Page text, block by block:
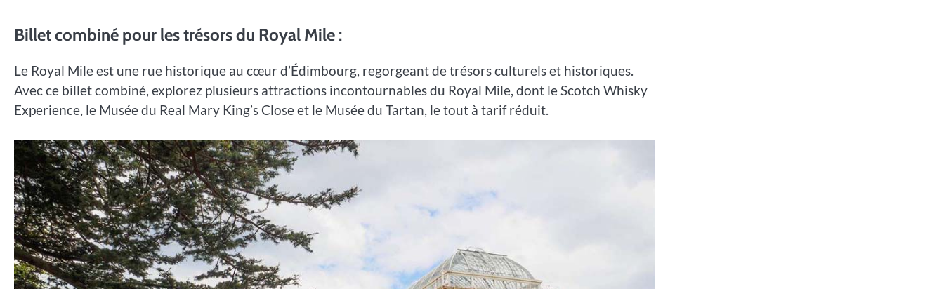
Billet combiné pour les trésors du Royal Mile :
Le Royal Mile est une rue historique au cœur d’Édimbourg, regorgeant de trésors culturels et historiques.
Avec ce billet combiné, explorez plusieurs attractions incontournables du Royal Mile, dont le Scotch Whisky
Experience, le Musée du Real Mary King’s Close et le Musée du Tartan, le tout à tarif réduit.